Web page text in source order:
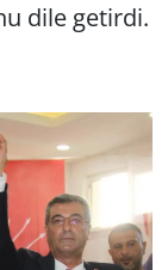
dile getirdi.